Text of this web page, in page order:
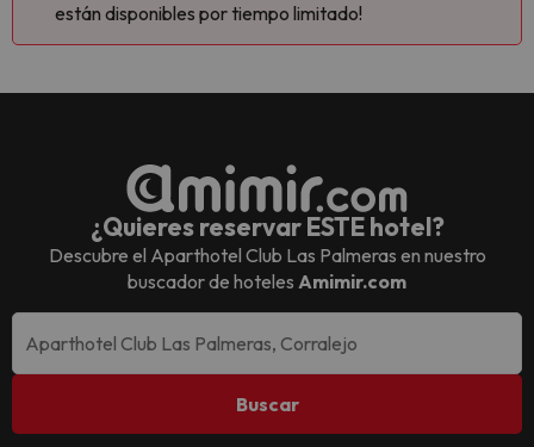
están disponibles por tiempo limitado!
¿Quieres reservar ESTE hotel?
Descubre el Aparthotel Club Las Palmeras en nuestro
buscador de hoteles Amimir.com
Buscar